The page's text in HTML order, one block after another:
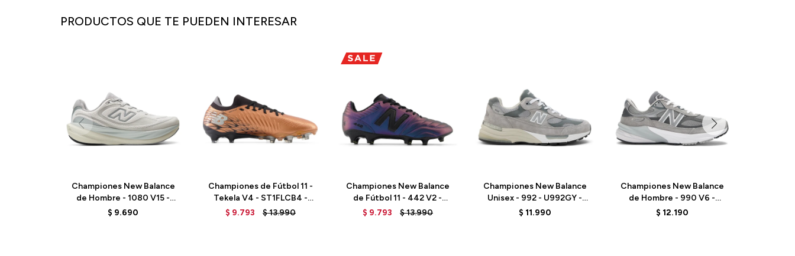
PRODUCTOS QUE TE PUEDEN INTERESAR
Championes New Balance
de Hombre - 1080 V15 -
M10801VU - GREY
$ 9.690
Championes de Fútbol 11 -
Tekela V4 - ST1FLCB4 -
COPPER
$ 9.793 $13.990
Championes New Balance
de Fútbol 11 - 442 V2 -
MS41FBI2 - BLACK
$ 9.793 $13.990
Championes New Balance
Unisex - 992 - U992GY -
GREY
$ 11.990
Championes New Balance
de Hombre - 990 V6 -
M990GL6 - COOL GREY
$ 12.190